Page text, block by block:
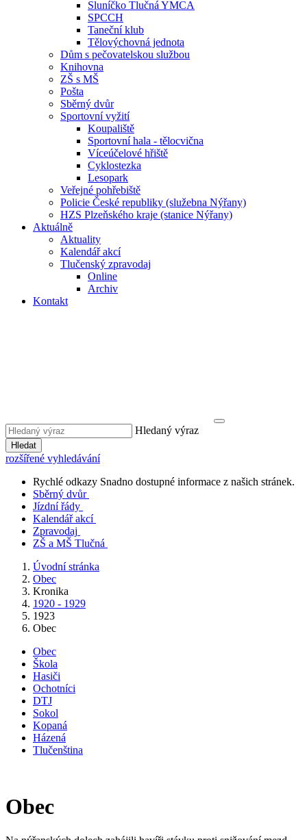
Sluníčko Tlučná YMCA
SPCCH
Taneční klub
Tělovýchovná jednota
Dům s pečovatelskou službou
Knihovna
ZŠ s MŠ
Pošta
Sběrný dvůr
Sportovní vyžití
Koupaliště
Sportovní hala - tělocvična
Víceúčelové hřiště
Cyklostezka
Lesopark
Veřejné pohřebiště
Policie České republiky (služebna Nýřany)
HZS Plzeňského kraje (stanice Nýřany)
Aktuálně
Aktuality
Kalendář akcí
Tlučenský zpravodaj
Online
Archiv
Kontakt
Hledaný výraz
Hledat
rozšířené vyhledávání
Rychlé odkazy Snadno dostupné informace z našich stránek.
Sběrný dvůr
Jízdní řády
Kalendář akcí
Zpravodaj
ZŠ a MŠ Tlučná
Úvodní stránka
Obec
Kronika
1920 - 1929
1923
Obec
Obec
Škola
Hasiči
Ochotníci
DTJ
Sokol
Kopaná
Házená
Tlučenština
Obec